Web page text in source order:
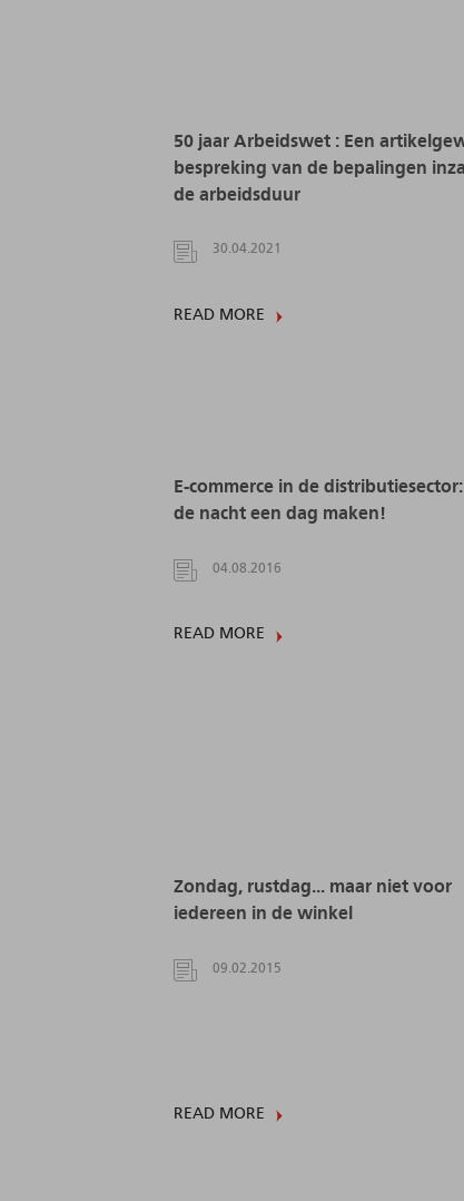
50 jaar Arbeidswet : Een
bespreking van de bepalingen
de arbeidsduur
30.04.2021
READ MORE
E-commerce in de
de nacht een dag maken!
04.08.2016
READ MORE
Zondag, rustdag... maar niet voor
iedereen in de winkel
09.02.2015
READ MORE